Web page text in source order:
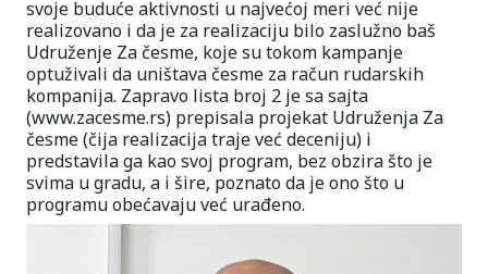
svoje buduće aktivnosti u najvećoj meri već nije
realizovano i da je za realizaciju bilo zaslužno baš
Udruženje Za česme, koje su tokom kampanje
optuživali da uništava česme za račun rudarskih
kompanija. Zapravo lista broj 2 je sa sajta
(www.zacesme.rs) prepisala projekat Udruženja Za
česme (čija realizacija traje već deceniju) i
predstavila ga kao svoj program, bez obzira što je
svima u gradu, a i šire, poznato da je ono što u
programu obećavaju već urađeno.